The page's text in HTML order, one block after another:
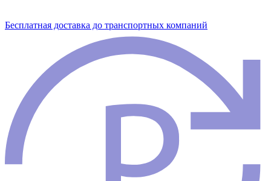
Бесплатная доставка до транспортных компаний